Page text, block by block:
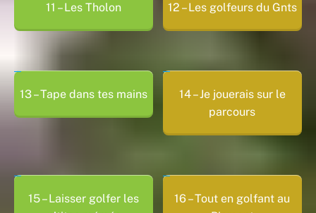
11 – Les Tholon 12 – Les golfeurs du Gnts
13 – Tape dans tes mains
14 – Je jouerais sur le
parcours
15 – Laisser golfer les
16 – Tout en golfant au